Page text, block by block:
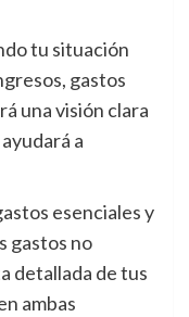
tu situación
gastos
una visión clara
a
esenciales y
gastos no
detallada de tus
ambas